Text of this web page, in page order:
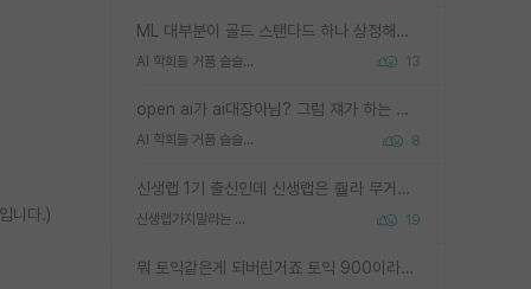
ML 대부분이 골드 스탠다드 하나 상정해놓고 (벤치마크 데이터셋이 여러 개면 여러 개 상정) 그거 얼마나 잘 맞추나 싸움임 가끔 번뜩이는 설계 철학을 보여주는 논문들도 있지만 대부분 그거 성적 얼마나 더 올리느라에 혈안이 되어 있는 측면이 잇음
AI 학회들 거품 슬슬 지적이 나오네요 13
open ai가 ai대장아님? 그럼 쟤가 하는 말이 다 맞겠네
AI 학회들 거품 슬슬 지적이 나오네요 8
신생랩 1기 출신인데 신생랩은 줠라 무거운 바벨 같은거임. 들면 대박인데 못들면 깔려 죽음. 아무도 알려주지 않는 환경에서 자생해야하지만, 일단 살아남았다면 그 어떤 사람보다 악착같고 생존력 높은 사람으로 거듭날 수 있음
신생랩가지말라는 이유가 있었구나 19
뭐 토익같은게 되버린거죠 토익 900이라고 영어잘하는건 아닙니다만 잘하는사람은 다 900을 넘는 그런
니다.)